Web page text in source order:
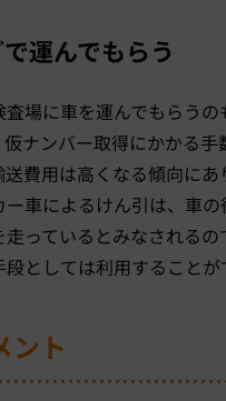
運んでもらう
場に車を運んでもらうの
ナンバー取得にかかる手
費用は高くなる傾向にあ
ー車によるけん引は、車
っているとみなされるの
としては利用することが
ント